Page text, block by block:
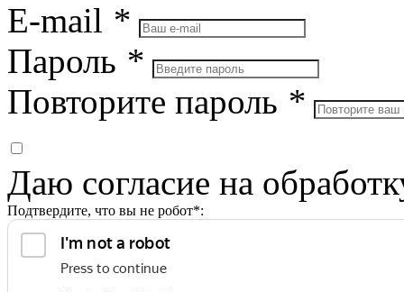
E-mail *
Пароль *
Повторите пароль *
Даю согласие на
Подтвердите, что вы не робот*: